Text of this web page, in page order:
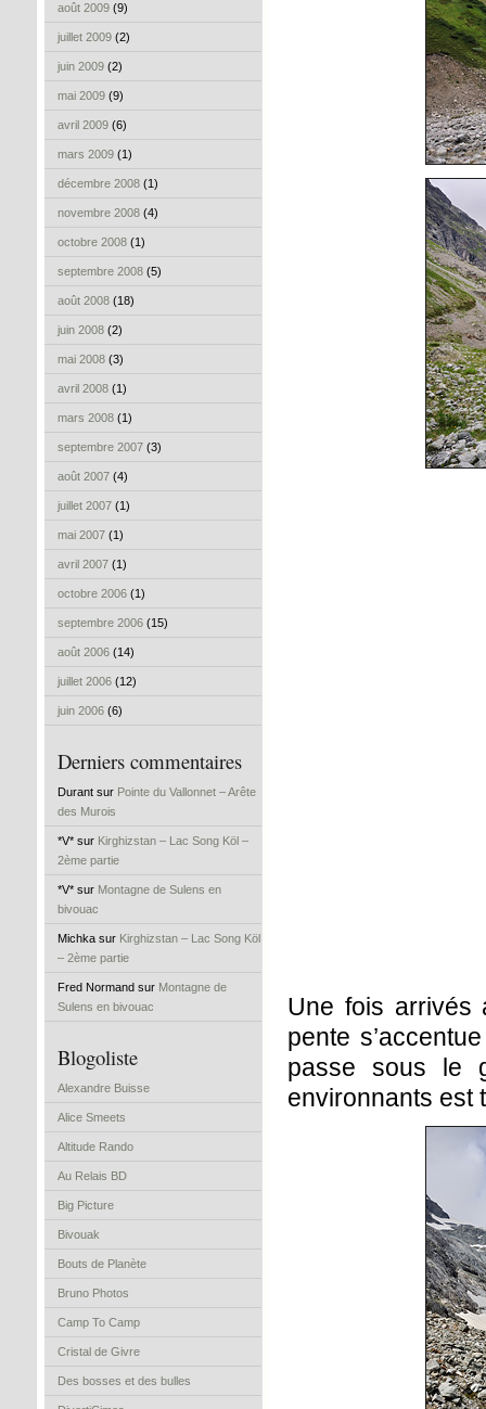
août 2009 (9)
juillet 2009 (2)
juin 2009 (2)
mai 2009 (9)
avril 2009 (6)
mars 2009 (1)
décembre 2008 (1)
novembre 2008 (4)
octobre 2008 (1)
septembre 2008 (5)
août 2008 (18)
juin 2008 (2)
mai 2008 (3)
avril 2008 (1)
mars 2008 (1)
septembre 2007 (3)
août 2007 (4)
juillet 2007 (1)
mai 2007 (1)
avril 2007 (1)
octobre 2006 (1)
septembre 2006 (15)
août 2006 (14)
juillet 2006 (12)
juin 2006 (6)
Derniers commentaires
Durant sur Pointe du Vallonnet – Arête
des Murois
*V* sur Kirghizstan – Lac Song Köl –
2ème partie
*V* sur Montagne de Sulens en
bivouac
Michka sur Kirghizstan – Lac Song Köl
– 2ème partie
Fred Normand sur Montagne de
Sulens en bivouac
Blogoliste
Alexandre Buisse
Alice Smeets
Altitude Rando
Au Relais BD
Big Picture
Bivouak
Bouts de Planète
Bruno Photos
Camp To Camp
Cristal de Givre
Des bosses et des bulles
Une fois arrivés
pente
passe sous le
environnants est